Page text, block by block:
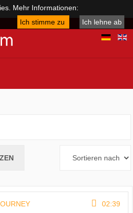
02:39
Mehr Informationen:
Ich stimme zu
Ich lehne ab